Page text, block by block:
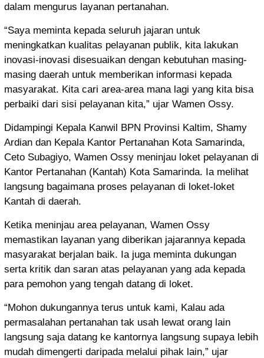
dalam mengurus layanan pertanahan.
“Saya meminta kepada seluruh jajaran untuk
meningkatkan kualitas pelayanan publik, kita lakukan
inovasi-inovasi disesuaikan dengan kebutuhan masing-
masing daerah untuk memberikan informasi kepada
masyarakat. Kita cari area-area mana lagi yang kita bisa
perbaiki dari sisi pelayanan kita,” ujar Wamen Ossy.
Didampingi Kepala Kanwil BPN Provinsi Kaltim, Shamy
Ardian dan Kepala Kantor Pertanahan Kota Samarinda,
Ceto Subagiyo, Wamen Ossy meninjau loket pelayanan di
Kantor Pertanahan (Kantah) Kota Samarinda. Ia melihat
langsung bagaimana proses pelayanan di loket-loket
Kantah di daerah.
Ketika meninjau area pelayanan, Wamen Ossy
memastikan layanan yang diberikan jajarannya kepada
masyarakat berjalan baik. Ia juga meminta dukungan
serta kritik dan saran atas pelayanan yang ada kepada
para pemohon yang tengah datang di loket.
“Mohon dukungannya terus untuk kami, Kalau ada
permasalahan pertanahan tak usah lewat orang lain
langsung saja datang ke kantornya langsung supaya lebih
mudah dimengerti daripada melalui pihak lain,” ujar